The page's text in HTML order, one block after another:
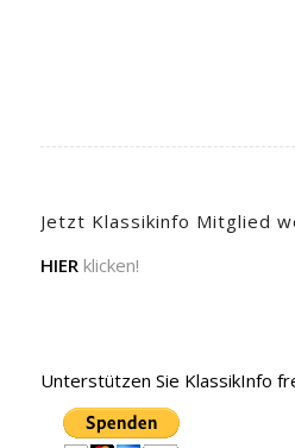
Jetzt Klassikinfo Mitglied
HIER klicken!
Unterstützen Sie KlassikInfo